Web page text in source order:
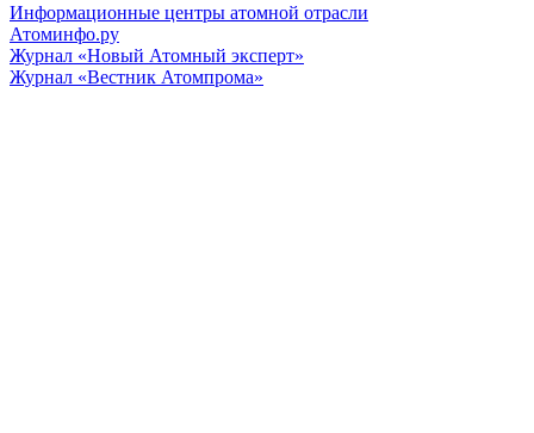
Информационные центры атомной отрасли
Атоминфо.ру
Журнал «Новый Атомный эксперт»
Журнал «Вестник Атомпрома»